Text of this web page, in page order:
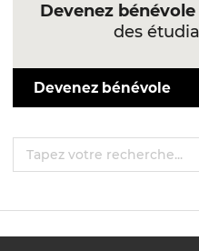
Devenez bénévole
des
Devenez bénévole